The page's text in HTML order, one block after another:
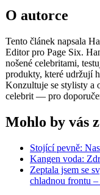
O autorce
Tento článek napsala
Editor pro Page Six.
nošené celebritami,
produkty, které udržují
Konzultuje se stylisty a
celebrit — pro
Mohlo by vás
Stojící pevně:
Kangen voda:
Zeptala jsem se
chladnou frontu